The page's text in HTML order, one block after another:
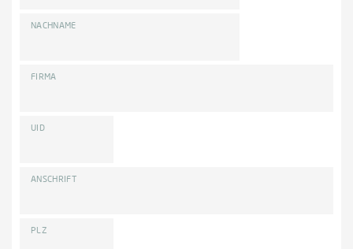
NACHNAME
FIRMA
UID
ANSCHRIFT
PLZ